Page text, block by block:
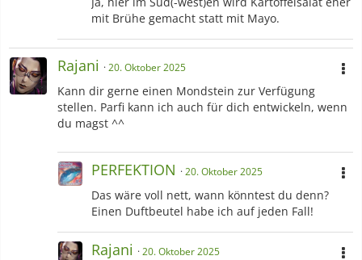
mit Brühe gemacht statt mit Mayo.
Rajani 20. Oktober 2025
Kann dir gerne einen Mondstein zur Verfügung
stellen. Parfi kann ich auch für dich entwickeln, wenn
du magst ^^
PERFEKTION 20. Oktober 2025
Das wäre voll nett, wann könntest du denn?
Einen Duftbeutel habe ich auf jeden Fall!
Rajani 20. Oktober 2025